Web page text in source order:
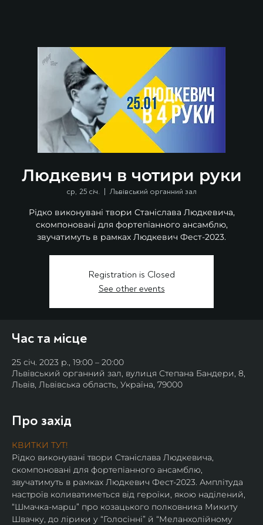
Людкевич в чотири руки
ср, 25 січ.
  |
Львівський органний зал
Рідко виконувані твори Станіслава Людкевича,
скомпоновані для фортепіанного ансамблю,
звучатимуть в рамках Людкевич Фест-2023.
Registration is Closed
See other events
Час та місце
25 січ. 2023 р., 19:00 – 20:00
Львівський органний зал, вулиця Степана Бандери, 8,
Львів, Львівська область, Україна, 79000
Про захід
КВИТКИ ТУТ!
Рідко виконувані твори Станіслава Людкевича,
скомпоновані для фортепіанного ансамблю,
звучатимуть в рамках Людкевич Фест-2023. Амплітуда
настроїв коливатиметься від героїки, якою наділений,
“Шмачка-марш” про козацького полковника Микиту
Швачку, до лірики у “Голосінні” й “Меланхолійному